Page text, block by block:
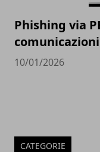
Phishing via
10/01/2026
CATEGORIE